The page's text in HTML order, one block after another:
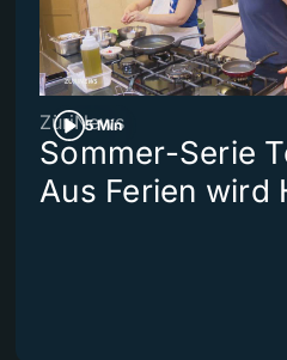
5 Min
ZüriNews
Sommer-Serie
Aus Ferien wird